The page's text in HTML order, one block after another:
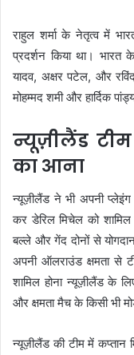
राहुल शर्मा के नेतृत्व में
प्रदर्शन किया था।
यादव, अक्षर पटेल, और
मोहम्मद शमी और हार्दिक
न्यूज़ीलैंड
का आना
न्यूज़ीलैंड ने भी अपनी
कर डेरिल मिचेल को
बल्ले और गेंद दोनों से
अपनी ऑलराउंड क्षमता से
शामिल होना न्यूज़ीलैंड के
और क्षमता मैच के किसी भी
न्यूज़ीलैंड की टीम में